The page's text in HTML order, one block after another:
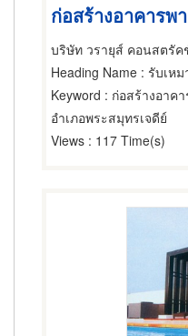
ก่อสร้างอาคาร
บริษัท วรายุส์ คอนสตรัค
Heading Name : รับเห
Keyword : ก่อสร้างอาค
อำเภอพระสมุทรเจดีย์
Views : 117 Time(s)